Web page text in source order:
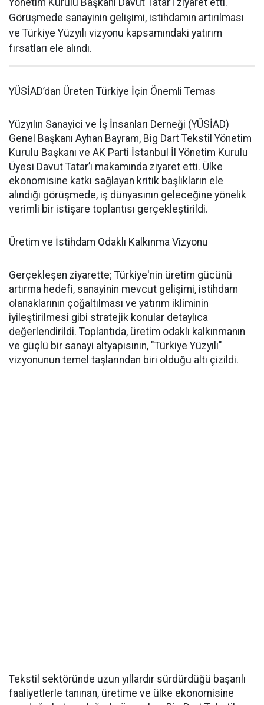
Yönetim Kurulu Başkanı Davut Tatar’ı ziyaret etti.
Görüşmede sanayinin gelişimi, istihdamın artırılması
ve Türkiye Yüzyılı vizyonu kapsamındaki yatırım
fırsatları ele alındı.
YÜSİAD’dan Üreten Türkiye İçin Önemli Temas
Yüzyılın Sanayici ve İş İnsanları Derneği (YÜSİAD)
Genel Başkanı Ayhan Bayram, Big Dart Tekstil Yönetim
Kurulu Başkanı ve AK Parti İstanbul İl Yönetim Kurulu
Üyesi Davut Tatar’ı makamında ziyaret etti. Ülke
ekonomisine katkı sağlayan kritik başlıkların ele
alındığı görüşmede, iş dünyasının geleceğine yönelik
verimli bir istişare toplantısı gerçekleştirildi.
Üretim ve İstihdam Odaklı Kalkınma Vizyonu
Gerçekleşen ziyarette; Türkiye'nin üretim gücünü
artırma hedefi, sanayinin mevcut gelişimi, istihdam
olanaklarının çoğaltılması ve yatırım ikliminin
iyileştirilmesi gibi stratejik konular detaylıca
değerlendirildi. Toplantıda, üretim odaklı kalkınmanın
ve güçlü bir sanayi altyapısının, "Türkiye Yüzyılı"
vizyonunun temel taşlarından biri olduğu altı çizildi.
Tekstil sektöründe uzun yıllardır sürdürdüğü başarılı
faaliyetlerle tanınan, üretime ve ülke ekonomisine